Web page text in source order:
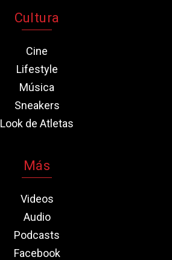
Cultura
Cine
Lifestyle
Música
Sneakers
Look de Atletas
Más
Videos
Audio
Podcasts
Facebook